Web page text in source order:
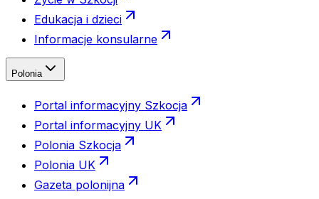
Edukacja i dzieci
Informacje konsularne
Polonia
Portal informacyjny Szkocja
Portal informacyjny UK
Polonia Szkocja
Polonia UK
Gazeta polonijna